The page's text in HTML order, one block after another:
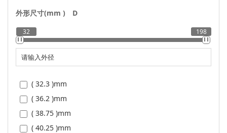
( 30 )mm
( 34 )mm
( 35 )mm
( 38 )mm
( 40 )mm
( 42 )mm
( 44 )mm
( 45 )mm
外形尺寸(mm ) D
32 198
( 32.3 )mm
( 36.2 )mm
( 38.75 )mm
( 40.25 )mm